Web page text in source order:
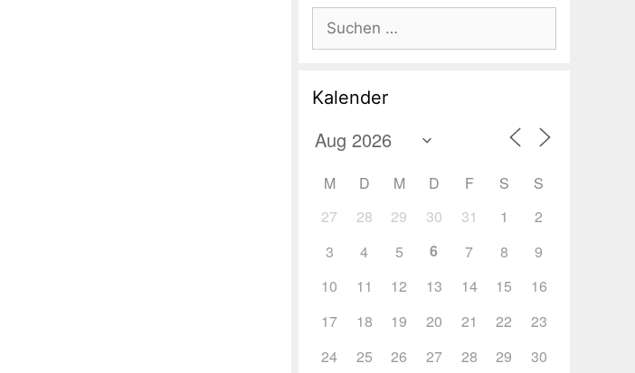
Suchen
nach:
Kalender
M D M D F S
S
27
28 29 30 31 1
2
3
4 5 6 7 8
9
10
11 12 13 14 15
16
17
18 19 20 21 22
23
24
25 26 27 28 29
30